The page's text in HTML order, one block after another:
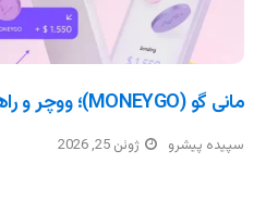
مانی گو (MONEYGO)؛ ووچر و راهکار پرداخت ارزی
سپیده پیشرو ژوئن 25, 2026